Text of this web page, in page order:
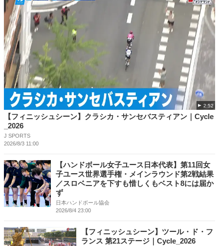
2:52
【フィニッシュシーン】クラシカ・サンセバスティアン｜Cycle
_2026
J SPORTS
2026/8/3 11:00
【ハンドボール女子ユース日本代表】第11回女
子ユース世界選手権・メインラウンド第2戦結果
／スロベニアを下すも惜しくもベスト8には届か
ず
日本ハンドボール協会
2026/8/4 23:00
【フィニッシュシーン】ツール・ド・フ
ランス 第21ステージ｜Cycle_2026